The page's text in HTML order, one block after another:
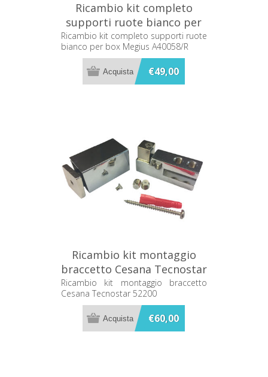
Ricambio kit completo
supporti ruote bianco per
box Megius A40058/R
Ricambio kit completo supporti ruote
bianco per box Megius A40058/R
€49,00
Ricambio kit montaggio
braccetto Cesana Tecnostar
52200
Ricambio kit montaggio braccetto
Cesana Tecnostar 52200
€60,00